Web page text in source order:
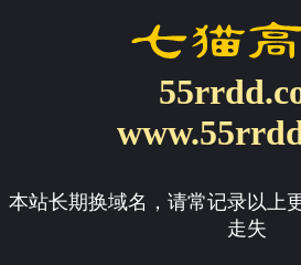
本站长期换域名，请常记录以上
走失